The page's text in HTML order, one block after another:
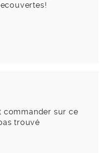
commander sur ce
trouvé